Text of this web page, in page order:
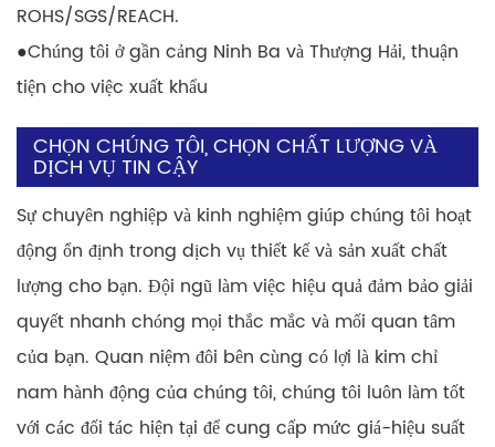
ROHS/SGS/REACH.
●Chúng tôi ở gần cảng Ninh Ba và Thượng Hải, thuận
tiện cho việc xuất khẩu
CHỌN CHÚNG TÔI, CHỌN CHẤT LƯỢNG VÀ
DỊCH VỤ TIN CẬY
Sự chuyên nghiệp và kinh nghiệm giúp chúng tôi hoạt
động ổn định trong dịch vụ thiết kế và sản xuất chất
lượng cho bạn. Đội ngũ làm việc hiệu quả đảm bảo giải
quyết nhanh chóng mọi thắc mắc và mối quan tâm
của bạn. Quan niệm đôi bên cùng có lợi là kim chỉ
nam hành động của chúng tôi, chúng tôi luôn làm tốt
với các đối tác hiện tại để cung cấp mức giá-hiệu suất